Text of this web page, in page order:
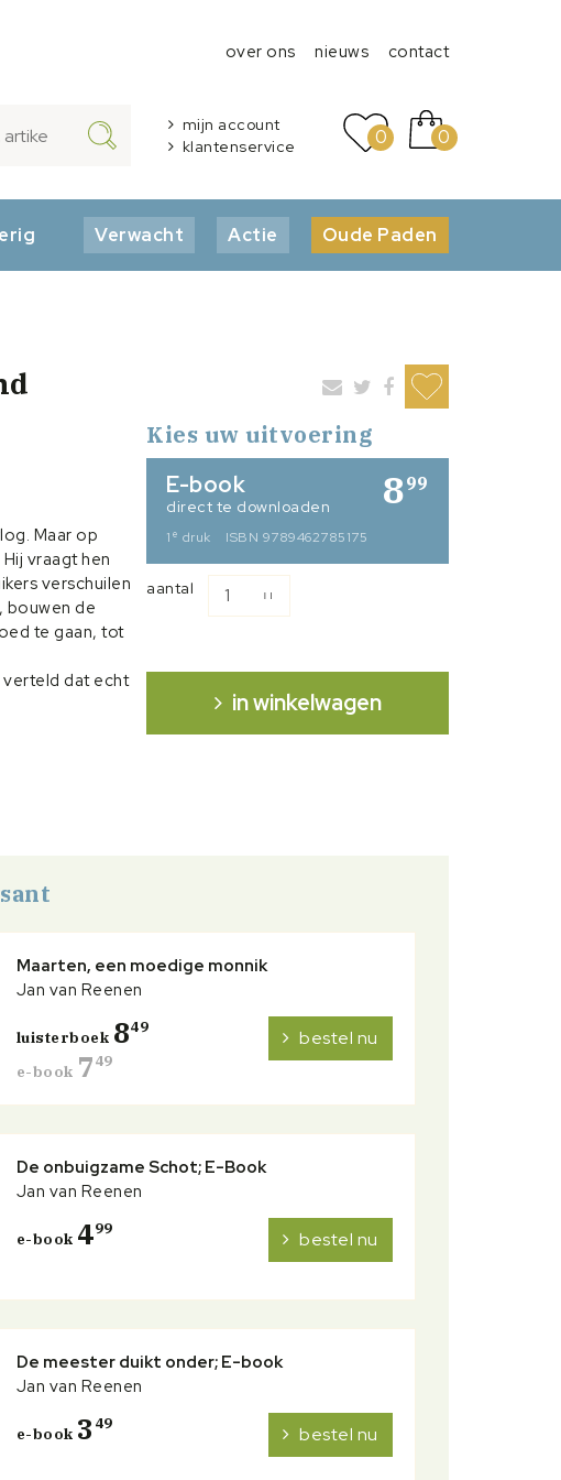
over ons nieuws contact
mijn account
klantenservice
0 0
Verwacht Actie Oude Paden
Maar op
vraagt hen
verschuilen
bouwen de
te gaan, tot
dat echt
Kies uw uitvoering
899
E-book
direct te downloaden
1 e druk ISBN 9789462785175
aantal
in winkelwagen
Maarten, een moedige monnik
Jan van Reenen
luisterboek 849
e-book 749
bestel nu
De onbuigzame Schot; E-Book
Jan van Reenen
e-book 499 bestel nu
De meester duikt onder; E-book
Jan van Reenen
e-book 3 49 bestel nu